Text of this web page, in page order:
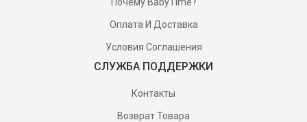
Оплата И Доставка
Условия Соглашения
СЛУЖБА ПОДДЕРЖКИ
Контакты
Возврат Товара